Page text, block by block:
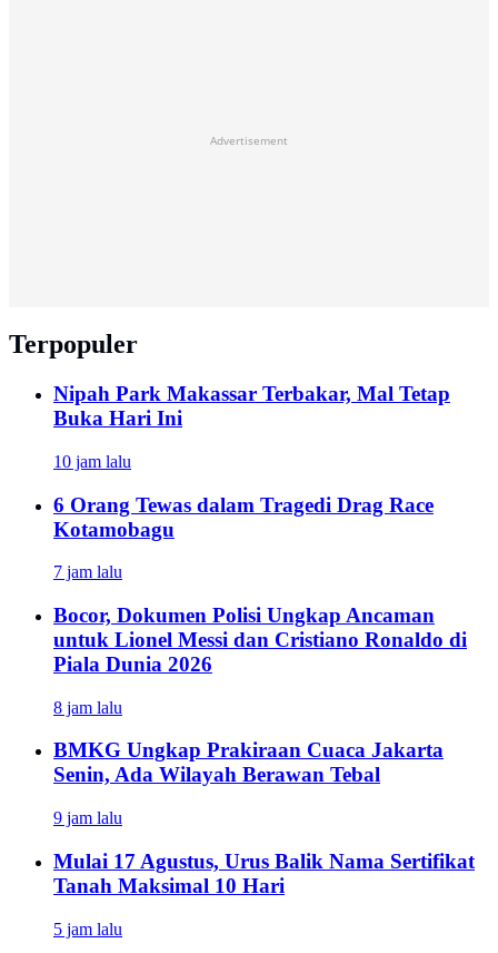
Advertisement
Terpopuler
Nipah Park Makassar Terbakar, Mal Tetap
Buka Hari Ini
10 jam lalu
6 Orang Tewas dalam Tragedi Drag Race
Kotamobagu
7 jam lalu
Bocor, Dokumen Polisi Ungkap Ancaman
untuk Lionel Messi dan Cristiano Ronaldo di
Piala Dunia 2026
8 jam lalu
BMKG Ungkap Prakiraan Cuaca Jakarta
Senin, Ada Wilayah Berawan Tebal
9 jam lalu
Mulai 17 Agustus, Urus Balik Nama Sertifikat
Tanah Maksimal 10 Hari
5 jam lalu